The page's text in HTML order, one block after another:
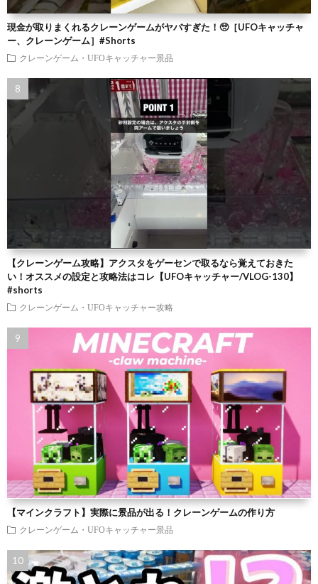
現金が取りまくれるクレーンゲームがヤバすぎた！🥺［UFOキャッチャ
ー、クレーンゲーム］#Shorts
クレーンゲーム・UFOキャッチャー景品
【クレーンゲーム攻略】アクスタをゲーセンで取るなら覚えておきた
い！オススメの設定と攻略法はコレ【UFOキャッチャー/VLOG-130】
#shorts
クレーンゲーム・UFOキャッチャー攻略
【マインクラフト】実際に景品が出る！クレーンゲームの作り方
クレーンゲーム・UFOキャッチャー景品